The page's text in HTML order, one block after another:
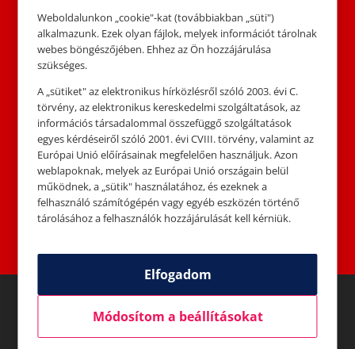
mindenki részt vegyen az ünnepi
varázslatban!
Helyszín: Szeged Plaza, 6724
Szeged, Kossuth Lajos sgrt.
119.
Időpont: 2023.12.16. (szombat)
11.00-13.00
Weboldalunkon „cookie"-kat (továbbiakban „süti")
alkalmazunk. Ezek olyan fájlok, melyek információt tárolnak
webes böngészőjében. Ehhez az Ön hozzájárulása
szükséges.
A „sütiket" az elektronikus hírközlésről szóló 2003. évi C.
törvény, az elektronikus kereskedelmi szolgáltatások, az
információs társadalommal összefüggő szolgáltatások
egyes kérdéseiről szóló 2001. évi CVIII. törvény, valamint az
Európai Unió előírásainak megfelelően használjuk. Azon
weblapoknak, melyek az Európai Unió országain belül
működnek, a „sütik" használatához, és ezeknek a
felhasználó számítógépén vagy egyéb eszközén történő
tárolásához a felhasználók hozzájárulását kell kérniük.
Elfogadom
Módosítom a beállításokat